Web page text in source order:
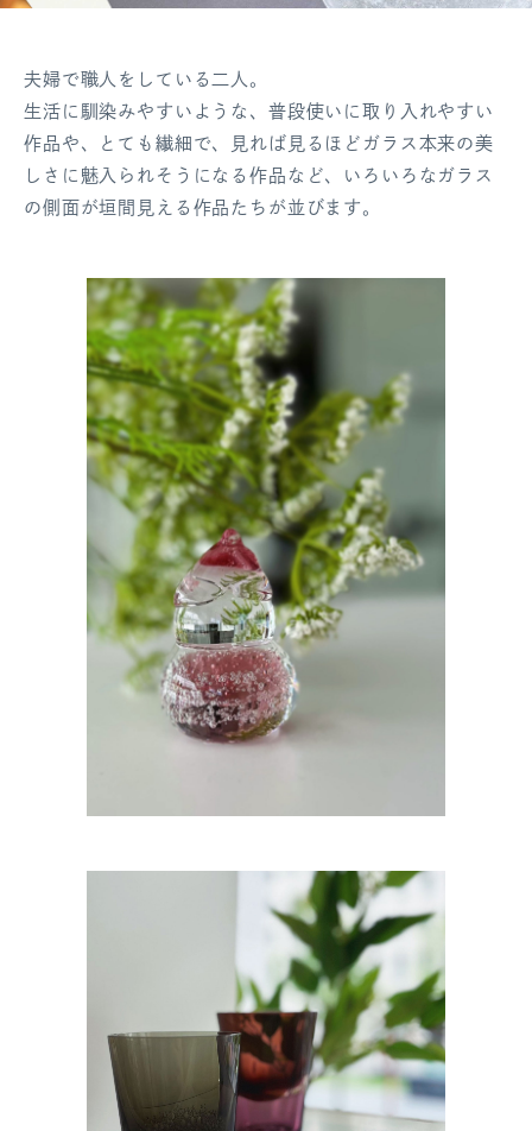
夫婦で職人をしている二人。
生活に馴染みやすいような、普段使いに取り入れやすい
作品や、とても繊細で、見れば見るほどガラス本来の美
しさに魅入られそうになる作品など、いろいろなガラス
の側面が垣間見える作品たちが並びます。